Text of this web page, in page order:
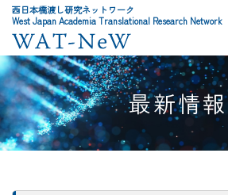
西日本橋渡し研究ネットワーク
West Japan Academia Translational Research Network
最新情報